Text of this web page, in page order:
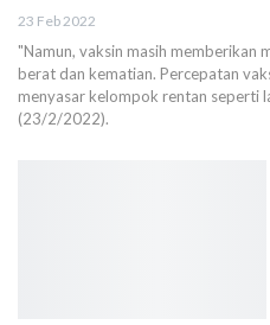
23 Feb 2022
"Namun, vaksin masih memberikan
berat dan kematian. Percepatan
menyasar kelompok rentan seperti
(23/2/2022).